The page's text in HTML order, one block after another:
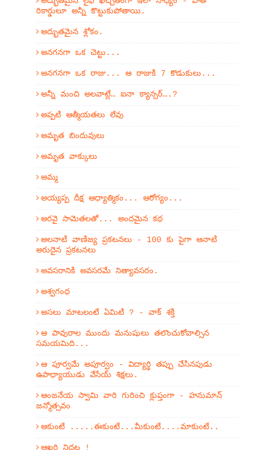
రికార్డులూ అన్నీ కొట్టుకుపోతాయి.
అద్భుతమైన శ్లోకం.
అనగనగా ఒక చెట్టు...
అనగనగా ఒక రాజు... ఆ రాజుకి 7 కొడుకులు...
అన్నీ మంచి అలవాట్లే… ఐనా క్యాన్సర్….?
అప్పటి ఆత్మీయతలు లేవు
అమృత బిందువులు
అమృత వాక్కులు
అమ్మ
అయ్యప్ప దీక్ష ఆధ్యాత్మికం... ఆరోగ్యం...
అరవై సామెతలతో... అందమైన కథ
అలనాటి వాణిజ్య ప్రకటనలు - 100 కు పైగా ఆనాటి
అరుదైన ప్రకటనలు
అవసరానికి అవసరమే నిత్యావసరం.
అశ్వగంధ
అసలు మాటలంటే ఏమిటి ? - వాక్ శక్తి
ఆ పావురాల ముందు మనుషులు తలొంచుకోవాల్సిన
సమయమిది...
ఆ పూర్వమే అపూర్వం - విద్యార్థి తప్పు చేసినపుడు
ఉపాధ్యాయుడు వేసేయ్ శిక్షలు.
ఆంజనేయ స్వామి వారి గురించి క్లుప్తంగా - హనుమాన్
జన్మోత్సవం
ఆకుంటే .....ఈకుంటే...మీకుంటే....మాకుంటే..
ఆఖరి నిద్రట !